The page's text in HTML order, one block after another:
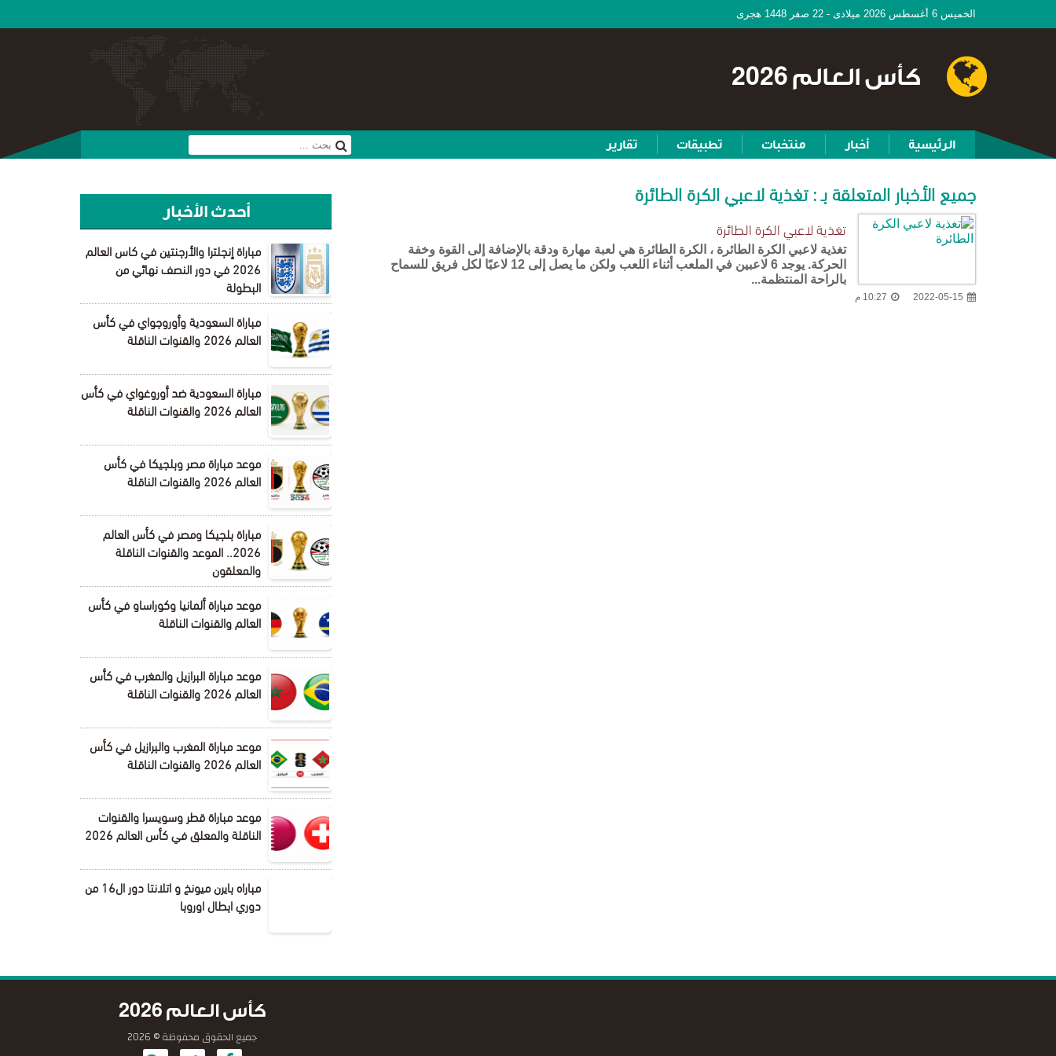
الخميس 6 أغسطس 2026 ميلادى - 22 صفر 1448 هجرى
كأس العالم 2026
الرئيسية أخبار منتخبات تطبيقات تقارير
جميع الأخبار المتعلقة بـ : تغذية لاعبي الكرة الطائرة
تغذية لاعبي الكرة الطائرة
تغذية لاعبي الكرة الطائرة ، الكرة الطائرة هي لعبة مهارة ودقة بالإضافة إلى القوة وخفة
الحركة. يوجد 6 لاعبين في الملعب أثناء اللعب ولكن ما يصل إلى 12 لاعبًا لكل فريق للسماح
بالراحة المنتظمة...
2022-05-15 10:27 م
أحدث الأخبار
مباراة إنجلترا والأرجنتين في كاس العالم
2026 في دور النصف نهائي من
البطولة
مباراة السعودية وأوروجواي في كأس
العالم 2026 والقنوات الناقلة
مباراة السعودية ضد أوروغواي في كأس
العالم 2026 والقنوات الناقلة
موعد مباراة مصر وبلجيكا في كأس
العالم 2026 والقنوات الناقلة
مباراة بلجيكا ومصر في كأس العالم
2026.. الموعد والقنوات الناقلة
والمعلقون
موعد مباراة ألمانيا وكوراساو في كأس
العالم والقنوات الناقلة
موعد مباراة البرازيل والمغرب في كأس
العالم 2026 والقنوات الناقلة
موعد مباراة المغرب والبرازيل في كأس
العالم 2026 والقنوات الناقلة
موعد مباراة قطر وسويسرا والقنوات
الناقلة والمعلق في كأس العالم 2026
مباراه بايرن ميونخ و اتلانتا دور ال16 من
دوري ابطال اوروبا
كأس العالم 2026
جميع الحقوق محفوظة © 2026